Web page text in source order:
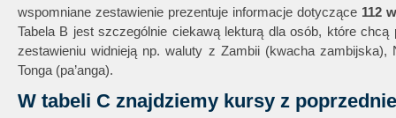
wspomniane zestawienie prezentuje informacje dotyczące 112
Tabela B jest szczególnie ciekawą lekturą dla osób, które
zestawieniu widnieją np. waluty z Zambii (kwacha
Tonga (pa’anga).
W tabeli C znajdziemy kursy z